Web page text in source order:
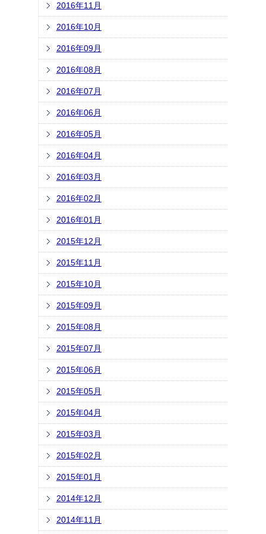
2016年11月
2016年10月
2016年09月
2016年08月
2016年07月
2016年06月
2016年05月
2016年04月
2016年03月
2016年02月
2016年01月
2015年12月
2015年11月
2015年10月
2015年09月
2015年08月
2015年07月
2015年06月
2015年05月
2015年04月
2015年03月
2015年02月
2015年01月
2014年12月
2014年11月